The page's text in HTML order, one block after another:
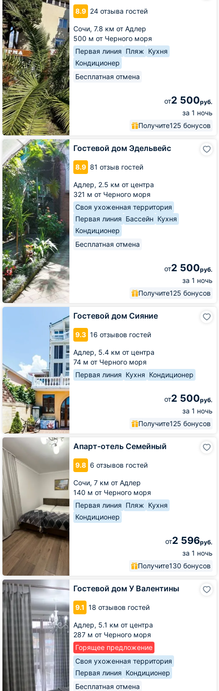
8.9 24 отзыва гостей
Сочи, 7.8 км от Адлер
500 м от Черного моря
Первая линия Пляж Кухня
Кондиционер
Бесплатная отмена
от2 500руб.
за 1 ночь
Получите125 бонусов
Солнечные
Дали
Гостевой дом Эдельвейс
8.9 81 отзыв гостей
Адлер, 2.5 км от центра
321 м от Черного моря
Своя ухоженная территория
Первая линия Бассейн Кухня
Кондиционер
Бесплатная отмена
от2 500руб.
за 1 ночь
Получите125 бонусов
Гостевой
дом
Эдельвейс
Гостевой дом Сияние
9.3 16 отзывов гостей
Адлер, 5.4 км от центра
74 м от Черного моря
Первая линия Кухня Кондиционер
от2 500руб.
за 1 ночь
Получите125 бонусов
Гостевой
Апарт-отель Семейный
9.8 6 отзывов гостей
Сочи, 7 км от Адлер
140 м от Черного моря
Первая линия Пляж Кухня
Кондиционер
от2 596руб.
за 1 ночь
Получите130 бонусов
Апарт-
отель
Семейный
Гостевой дом У Валентины
9.1 18 отзывов гостей
Адлер, 5.1 км от центра
287 м от Черного моря
Горящее предложение
Своя ухоженная территория
Первая линия Кондиционер
Бесплатная отмена
Гостевой
дом
У
Валентины